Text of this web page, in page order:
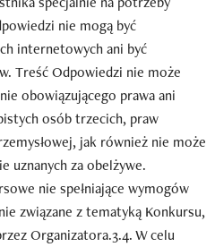
nie mogą być
internetowych ani być
Treść Odpowiedzi nie może
obowiązującego prawa ani
osób trzecich, praw
jak również nie może
uznanych za obelżywe.
nie spełniające wymogów
związane z tematyką Konkursu,
Organizatora.3.4. W celu